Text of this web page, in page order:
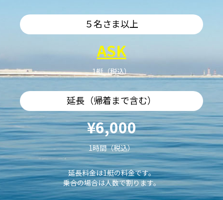
５名さま以上
ASK
1艇（税込）
延長（帰着まで含む）
¥6,000
1時間（税込）
延長料金は1艇の料金です。
乗合の場合は人数で割ります。